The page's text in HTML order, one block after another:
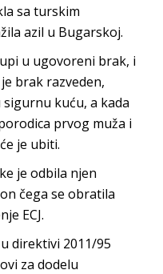
sa turskim
azil u Bugarskoj.
u ugovoreni brak, i
brak razveden,
kuću, a kada
prvog muža i
je ubiti.
je odbila njen
čega se obratila
ECJ.
direktivi 2011/95
za dodelu